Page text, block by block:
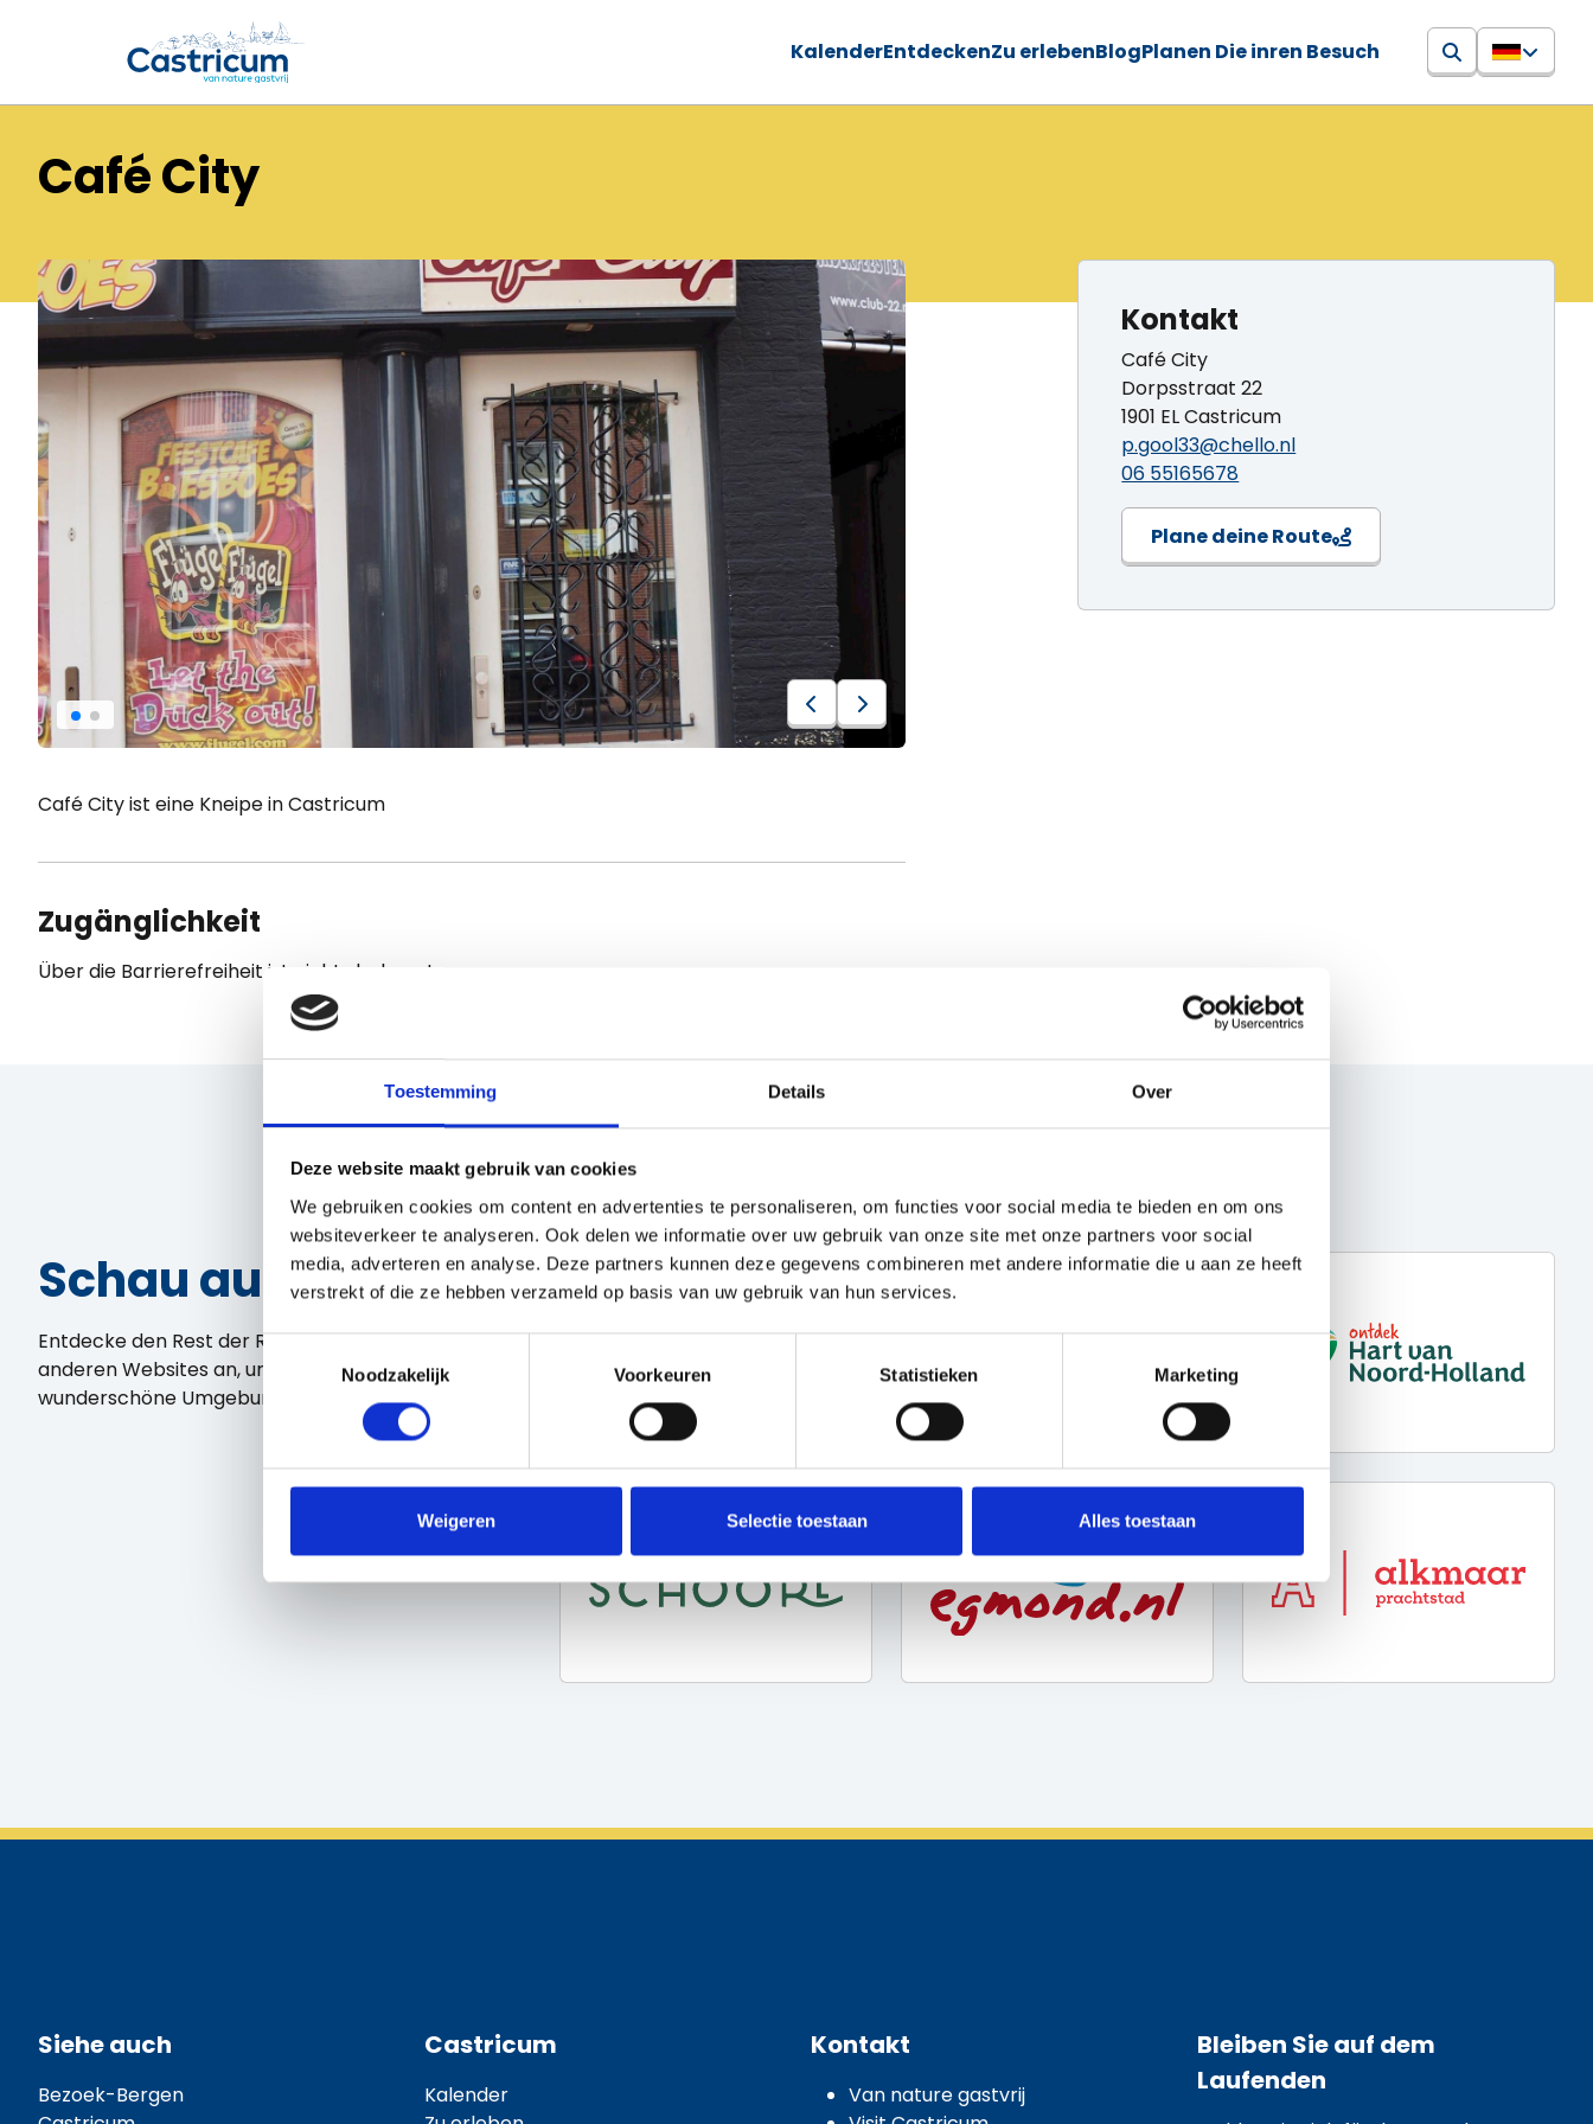
Toestemming Details Over
Deze website maakt gebruik van cookies
We gebruiken cookies om content en advertenties te personaliseren, om functies voor social media te bieden en om ons
websiteverkeer te analyseren. Ook delen we informatie over uw gebruik van onze site met onze partners voor social
media, adverteren en analyse. Deze partners kunnen deze gegevens combineren met andere informatie die u aan ze heeft
verstrekt of die ze hebben verzameld op basis van uw gebruik van hun services.
Toestemmingsselectie
Noodzakelijk
Voorkeuren Statistieken Marketing
Weigeren Selectie toestaan Alles toestaan
KalenderEntdeckenZu erlebenBlogPlanen Die inren Besuch
Café City
Café City ist eine Kneipe in Castricum
Zugänglichkeit
Über die Barrierefreiheit ist nichts bekannt.
Kontakt
Café City
Dorpsstraat 22
1901 EL Castricum
p.gool33@chello.nl
06 55165678
Plane deine Route
Schau auch mal
Entdecke den Rest der Region! Schau dir die
anderen Websites an, um zu sehen, was diese
wunderschöne Umgebung noch zu bieten hat.
Siehe auch
Bezoek-Bergen
Castricum
Kalender
Kontakt
Van nature gastvrij
Bleiben Sie auf dem
Laufenden